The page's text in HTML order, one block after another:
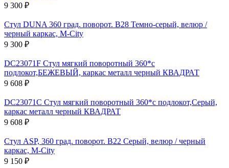
9 300 ₽
Стул DUNA 360 град. поворот. B28 Темно-серый, велюр /
черный каркас, М-City
9 300 ₽
DC23071F Стул мягкий поворотный 360*с
подлокот,БЕЖЕВЫЙ, каркас металл черный КВАДРАТ
9 608 ₽
DC23071C Стул мягкий поворотный 360*с подлокот,Серый,
каркас металл черный КВАДРАТ
9 608 ₽
Стул ASP, 360 град. поворот. B22 Серый, велюр / черный
каркас, М-City
9 150 ₽